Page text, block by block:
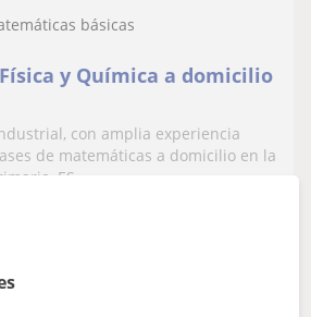
básicas
y Química a domicilio
con amplia experiencia
de matemáticas a domicilio en la
ES...